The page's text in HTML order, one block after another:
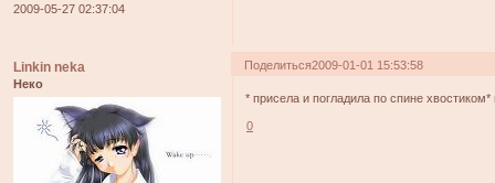
2009-05-27 02:37:04
Поделиться2009-01-01 15:53:58
Linkin neka
Неко
* присела и погладила по спине
0